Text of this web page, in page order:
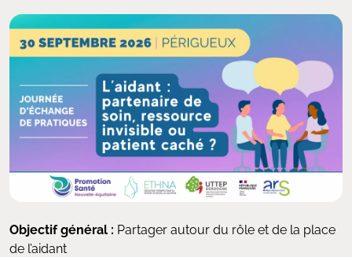
Objectif général : Partager autour du rôle et de la place
de l’aidant